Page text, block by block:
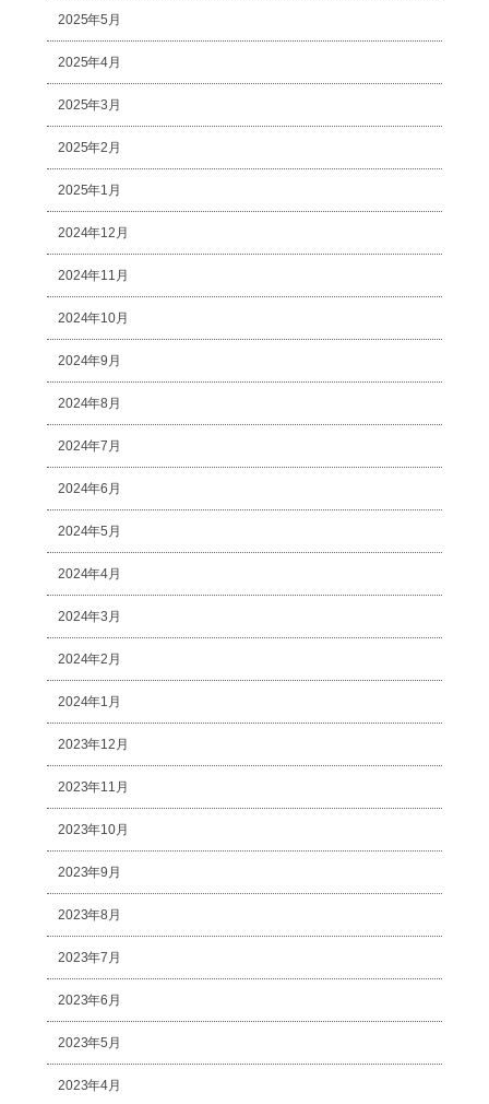
2025年5月
2025年4月
2025年3月
2025年2月
2025年1月
2024年12月
2024年11月
2024年10月
2024年9月
2024年8月
2024年7月
2024年6月
2024年5月
2024年4月
2024年3月
2024年2月
2024年1月
2023年12月
2023年11月
2023年10月
2023年9月
2023年8月
2023年7月
2023年6月
2023年5月
2023年4月